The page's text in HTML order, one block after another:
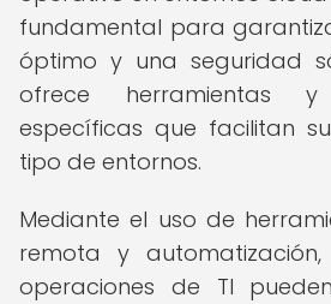
fundamental para
óptimo y una seguridad
ofrece herramientas y
específicas que facilitan
tipo de entornos.
Mediante el uso de
remota y
operaciones de TI